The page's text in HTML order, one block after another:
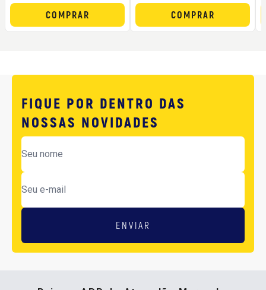
COMPRAR COMPRAR
FIQUE POR DENTRO DAS
NOSSAS NOVIDADES
ENVIAR